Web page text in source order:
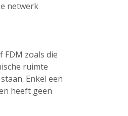
netwerk
FDM zoals die
ruimte
Enkel een
heeft geen